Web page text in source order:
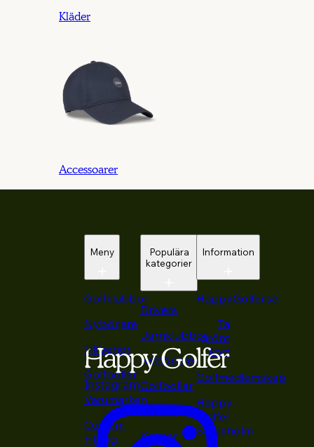
Kläder
Accessoarer
Meny
Golfklubbor
Nybörjare
Tillbehör
Golfbollar
Varumärken
Custom
Fitting
Populära
kategorier
Drivers
Järnklubbor
Nybörjare
Golfbollar
Kepsar
Information
HappyGolfer.se
Ta
grönt
kort
Golfmedlemskap
Happy
Golfer
Stockholm
Instagram